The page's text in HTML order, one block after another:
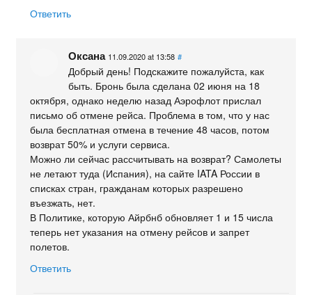
Ответить
Оксана 11.09.2020 at 13:58 #
Добрый день! Подскажите пожалуйста, как
быть. Бронь была сделана 02 июня на 18
октября, однако неделю назад Аэрофлот прислал
письмо об отмене рейса. Проблема в том, что у нас
была бесплатная отмена в течение 48 часов, потом
возврат 50% и услуги сервиса.
Можно ли сейчас рассчитывать на возврат? Самолеты
не летают туда (Испания), на сайте IATA России в
списках стран, гражданам которых разрешено
въезжать, нет.
В Политике, которую Айрбнб обновляет 1 и 15 числа
теперь нет указания на отмену рейсов и запрет
полетов.
Ответить